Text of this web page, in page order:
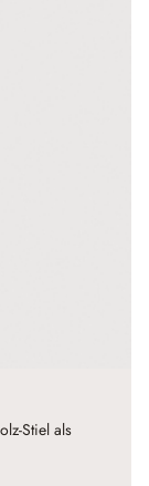
Stiel als